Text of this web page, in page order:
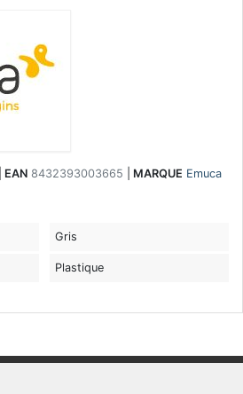
EAN 8432393003665 MARQUE Emuca
Gris
Plastique